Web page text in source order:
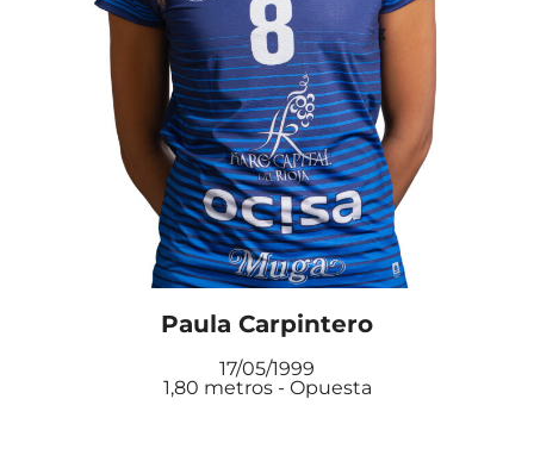
Paula Carpintero
17/05/1999
1,80 metros - Opuesta